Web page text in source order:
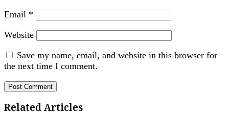
Email *
Website
Save my name, email, and website in this browser for
the next time I comment.
Related Articles